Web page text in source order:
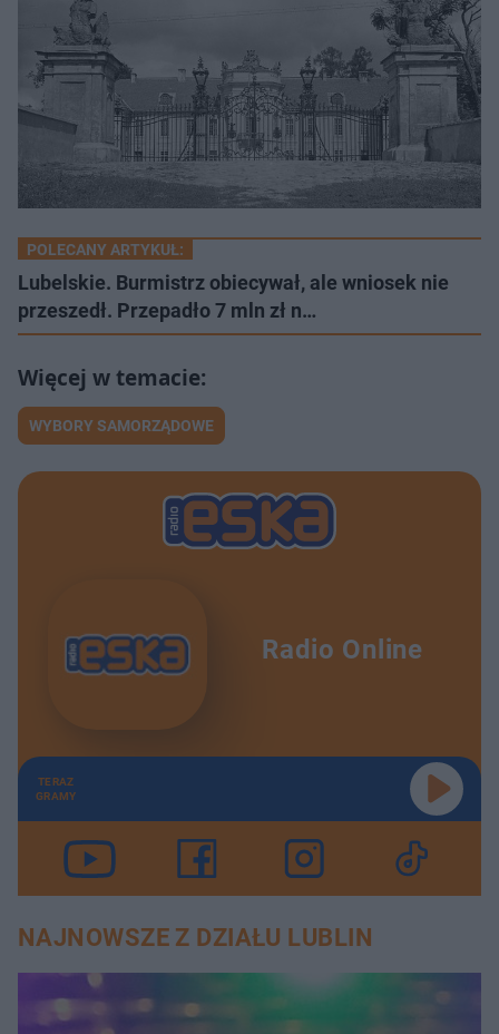
POLECANY ARTYKUŁ:
Lubelskie. Burmistrz obiecywał, ale wniosek nie
przeszedł. Przepadło 7 mln zł n…
WYBORY SAMORZĄDOWE
Radio Online
TERAZ
GRAMY
NAJNOWSZE Z DZIAŁU LUBLIN